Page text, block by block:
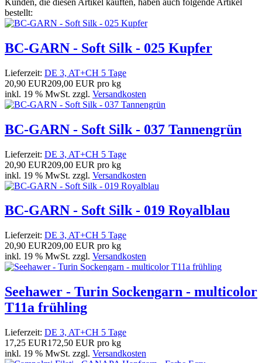
bestellt:
BC-GARN - Soft Silk - 025 Kupfer
Lieferzeit: DE 3, AT+CH 5 Tage
20,90 EUR209,00 EUR pro kg
inkl. 19 % MwSt. zzgl. Versandkosten
BC-GARN - Soft Silk - 037 Tannengrün
Lieferzeit: DE 3, AT+CH 5 Tage
20,90 EUR209,00 EUR pro kg
inkl. 19 % MwSt. zzgl. Versandkosten
BC-GARN - Soft Silk - 019 Royalblau
Lieferzeit: DE 3, AT+CH 5 Tage
20,90 EUR209,00 EUR pro kg
inkl. 19 % MwSt. zzgl. Versandkosten
Seehawer - Turin Sockengarn - multicolor
T11a frühling
Lieferzeit: DE 3, AT+CH 5 Tage
17,25 EUR172,50 EUR pro kg
inkl. 19 % MwSt. zzgl. Versandkosten